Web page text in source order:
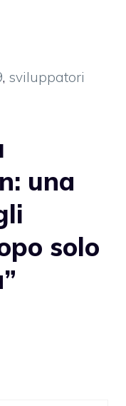
, sviluppatori
una
solo